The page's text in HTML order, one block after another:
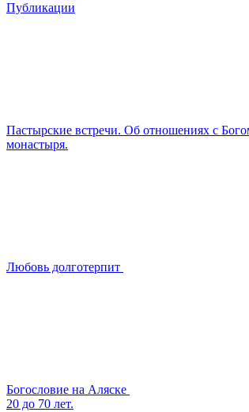
Публикации
Пастырские встречи. Об отношениях с
монастыря.
Любовь долготерпит
Богословие на Аляске
20 до 70 лет.